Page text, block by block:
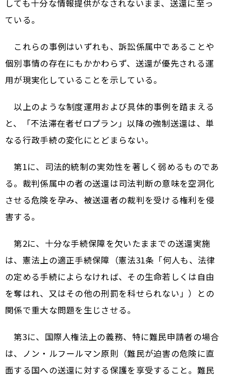
しても十分な情報提供がなされないまま、送還に至っ
ている。
これらの事例はいずれも、訴訟係属中であることや
個別事情の存在にもかかわらず、送還が優先される運
用が現実化していることを示している。
以上のような制度運用および具体的事例を踏まえる
と、「不法滞在者ゼロプラン」以降の強制送還は、単
なる行政手続の変化にとどまらない。
第1に、司法的統制の実効性を著しく弱めるものであ
る。裁判係属中の者の送還は司法判断の意味を空洞化
させる危険を孕み、被送還者の裁判を受ける権利を侵
害する。
第2に、十分な手続保障を欠いたままでの送還実施
は、憲法上の適正手続保障（憲法31条「何人も、法律
の定める手続によらなければ、その生命若しくは自由
を奪はれ、又はその他の刑罰を科せられない」）との
関係で重大な問題を生じさせる。
第3に、国際人権法上の義務、特に難民申請者の場合
は、ノン・ルフールマン原則（難民が迫害の危険に直
面する国への送還に対する保護を享受すること。難民